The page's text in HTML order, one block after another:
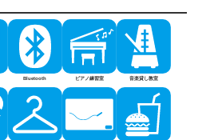
Bluetooth ピアノ練習室 音楽貸し教室